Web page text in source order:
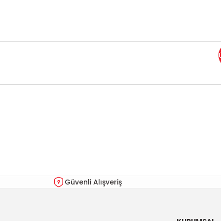
Ürün fiyatı diğer sitelerden daha pahalı.
Güvenli Alışveriş